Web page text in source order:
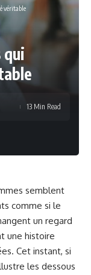
véritable
qui
13 Min Read
semblent
comme si le
un regard
une histoire
Cet instant, si
les dessous